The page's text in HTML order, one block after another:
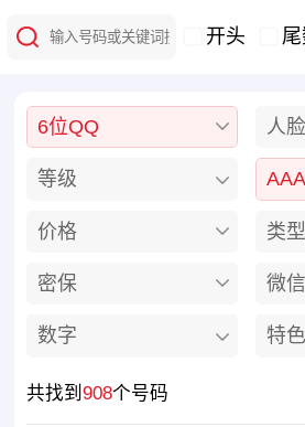
开头
6位QQ 人脸
等级 AAA
价格 类型
密保 微信
数字 特色
共找到 908个号码